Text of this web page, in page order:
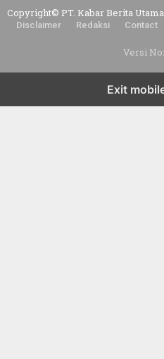
Copyright© PT. Kabar Berita
Disclaimer Redaksi Contact
Versi
Exit